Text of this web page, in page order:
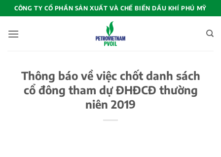
qua
nội
CÔNG TY CỔ PHẦN SẢN XUẤT VÀ CHẾ BIẾN DẦU KHÍ PHÚ MỸ
Thông báo về việc chốt danh sách
cổ đông tham dự ĐHĐCĐ thường
niên 2019